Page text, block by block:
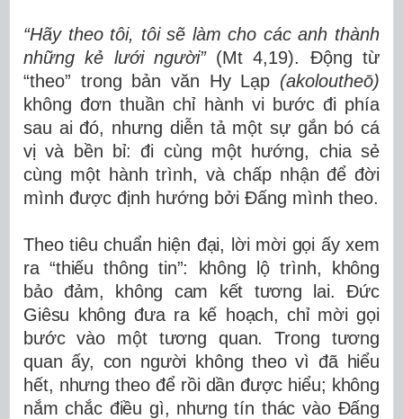
“Hãy theo tôi, tôi sẽ làm cho các anh thành
những kẻ lưới người”(Mt 4,19). Động từ
“theo” trong bản văn Hy Lạp (akoloutheō)
không đơn thuần chỉ hành vi bước đi phía
sau ai đó, nhưng diễn tả một sự gắn bó cá
vị và bền bỉ: đi cùng một hướng, chia sẻ
cùng một hành trình, và chấp nhận để đời
mình được định hướng bởi Đấng mình theo.
Theo tiêu chuẩn hiện đại, lời mời gọi ấy xem
ra “thiếu thông tin”: không lộ trình, không
bảo đảm, không cam kết tương lai. Đức
Giêsu không đưa ra kế hoạch, chỉ mời gọi
bước vào một tương quan. Trong tương
quan ấy, con người không theo vì đã hiểu
hết, nhưng theo để rồi dần được hiểu; không
nắm chắc điều gì, nhưng tín thác vào Đấng